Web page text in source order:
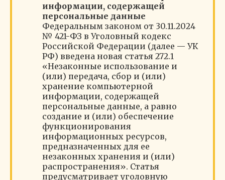
информации, содержащей
персональные данные
Федеральным законом от 30.11.2024
№ 421-ФЗ в Уголовный кодекс
Российской Федерации (далее — УК
РФ) введена новая статья 272.1
«Незаконные использование и
(или) передача, сбор и (или)
хранение компьютерной
информации, содержащей
персональные данные, а равно
создание и (или) обеспечение
функционирования
информационных ресурсов,
предназначенных для ее
незаконных хранения и (или)
распространения». Статья
предусматривает уголовную